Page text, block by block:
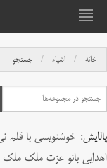
خانه اشیاء جستجو
پالایش: خوشنویسی با قلم
اهدایی بانو عزت ملک ملک